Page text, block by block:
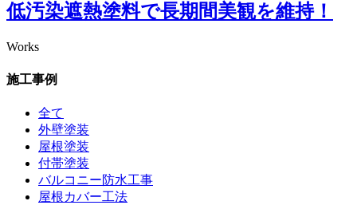
低汚染遮熱塗料で長期間美観を維持！
Works
施工事例
全て
外壁塗装
屋根塗装
付帯塗装
バルコニー防水工事
屋根カバー工法